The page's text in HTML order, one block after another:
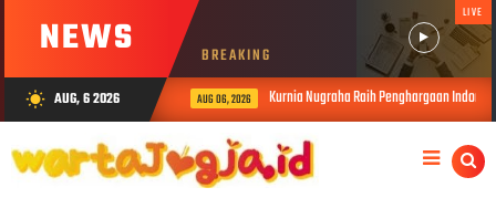
NEWS BREAKING
LIVE
wb_sunny AUG, 6 2026 AUG 06, 2026 Kurnia Nugraha Raih Penghargaan